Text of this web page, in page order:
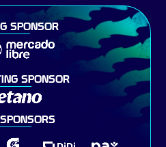
SPONSOR
SPONSOR